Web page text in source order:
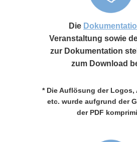
Die
Veranstaltung sowie
zur Dokumentation
zum Download
* Die Auflösung der Logos,
etc. wurde aufgrund der
der PDF